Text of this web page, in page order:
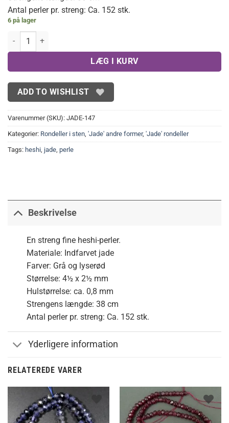
Antal perler pr. streng: Ca. 152 stk.
6 på lager
Heshi perler i Jade 4,5 x 2,5 mm antal
LÆG I KURV
ADD TO WISHLIST
Varenummer (SKU): JADE-147
Kategorier: Rondeller i sten 'Jade' andre former, 'Jade' rondeller
Tags: heshi jade perle
Beskrivelse
En streng fine heshi-perler.
Materiale: Indfarvet jade
Farver: Grå og lyserød
Størrelse: 4½ x 2½ mm
Hulstørrelse: ca. 0,8 mm
Strengens længde: 38 cm
Antal perler pr. streng: Ca. 152 stk.
Yderligere information
RELATEREDE VARER